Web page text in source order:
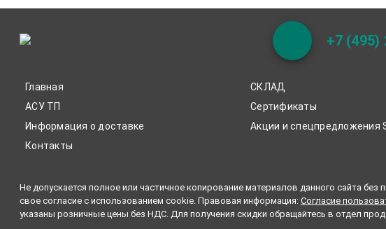
+7 (495)
Главная СКЛАД
АСУ ТП
Сертификаты
Информация о доставке
Акции и спецпредложения
Контакты
Не допускается полное или частичное копирование материалов данного сайта
свое согласие с использованием cookie. Правовая информация: Согласие
указаны розничные цены без НДС. Для получения скидки обращайтесь в отдел